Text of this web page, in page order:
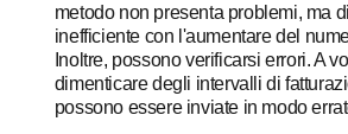
metodo non presenta problemi, ma
inefficiente con l'aumentare del
Inoltre, possono verificarsi errori. A
dimenticare degli intervalli di
possono essere inviate in modo